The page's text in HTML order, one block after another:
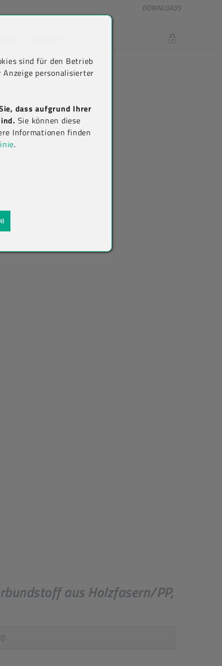
DOWNLOADS
LOGIN
aus Holzfasern/PP,
sind für den Betrieb
personalisierter
dass aufgrund Ihrer
Sie können diese
Informationen finden
.